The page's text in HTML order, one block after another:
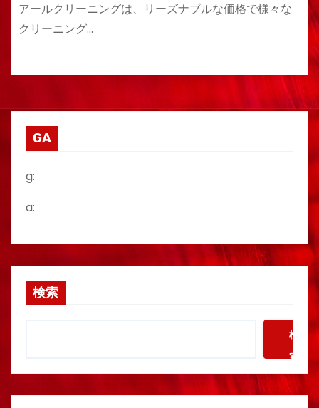
アールクリーニングは、リーズナブルな価格で様々な
クリーニング…
GA
g:
a:
検索
検
索